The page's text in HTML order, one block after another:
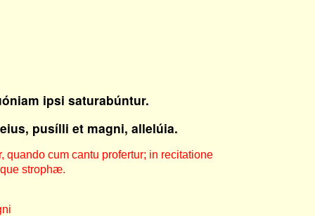
ipsi saturabúntur.
pusílli et magni, allelúia.
quando cum cantu profertur; in recitatione
strophæ.